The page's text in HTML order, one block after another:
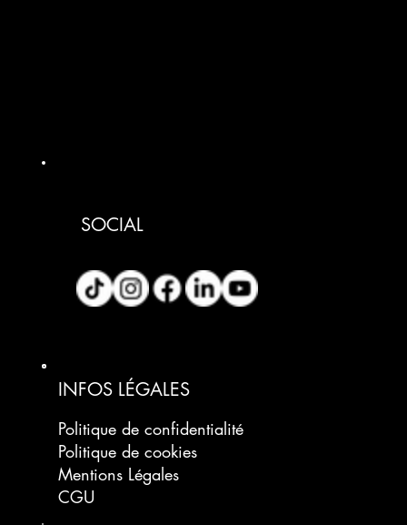
SOCIAL
INFOS LÉGALES
Politique de confidentialité
Politique de cookies
Mentions Légales
CGU